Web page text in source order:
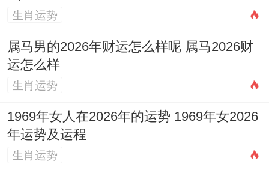
识这些传统，结合自己的实际状况，挑选一
个大家都有空、天气也好、寓意也佳的日子
搬家,无疑会让这件大喜事变得越发圆满合难
忘。
这份对新生活的敬畏还有美好祝愿、才是最
不能少的！
生肖运势
属马男的2026年财运怎么样呢 属马2026财
运怎么样
生肖运势
1969年女人在2026年的运势 1969年女2026
年运势及运程
生肖运势